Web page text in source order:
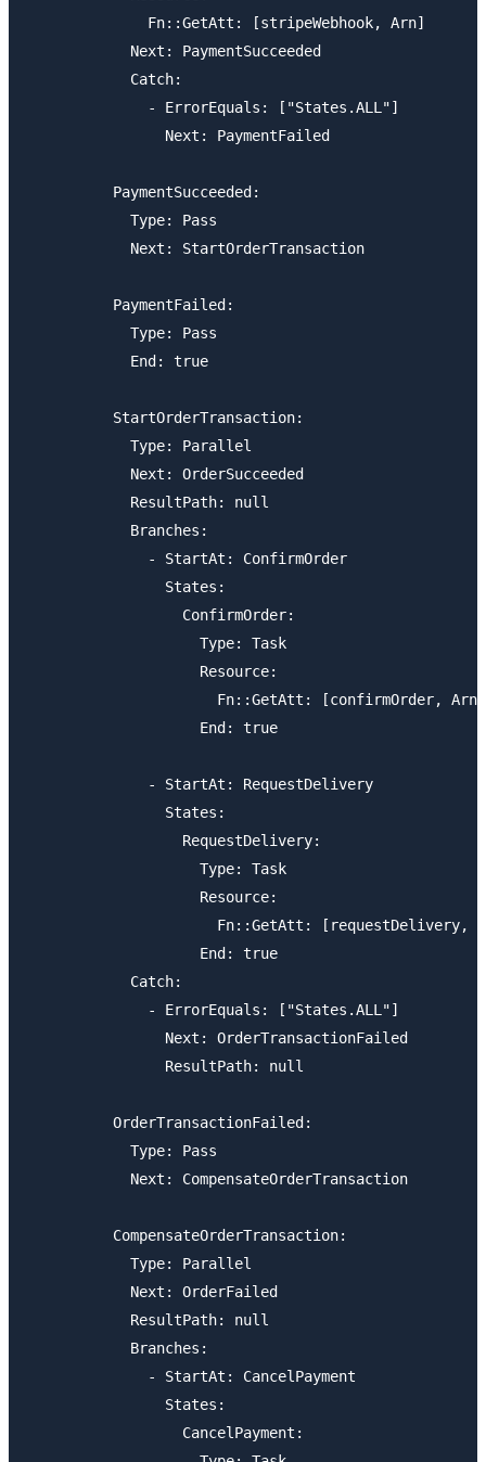
              Fn::GetAtt: [stripeWebhook, Arn]
            Next: PaymentSucceeded
            Catch:
              - ErrorEquals: ["States.ALL"]
                Next: PaymentFailed
          PaymentSucceeded:
            Type: Pass
            Next: StartOrderTransaction
          PaymentFailed:
            Type: Pass
            End: true
          StartOrderTransaction:
            Type: Parallel
            Next: OrderSucceeded
            ResultPath: null
            Branches:
              - StartAt: ConfirmOrder
                States:
                  ConfirmOrder:
                    Type: Task
                    Resource:
                      Fn::GetAtt: [confirmOrder, Arn]
                    End: true
              - StartAt: RequestDelivery
                States:
                  RequestDelivery:
                    Type: Task
                    Resource:
Fn::GetAtt: [requestDelivery,
                    End: true
            Catch:
              - ErrorEquals: ["States.ALL"]
                Next: OrderTransactionFailed
                ResultPath: null
          OrderTransactionFailed:
            Type: Pass
            Next: CompensateOrderTransaction
          CompensateOrderTransaction:
            Type: Parallel
            Next: OrderFailed
            ResultPath: null
            Branches:
              - StartAt: CancelPayment
                States:
                  CancelPayment: